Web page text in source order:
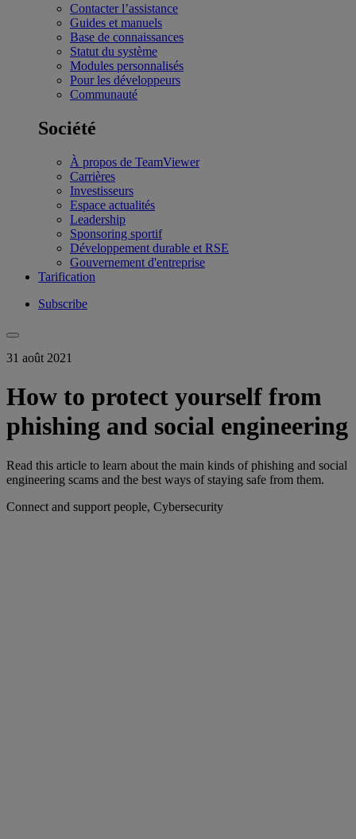
Contacter l’assistance
Guides et manuels
Base de connaissances
Statut du système
Modules personnalisés
Pour les développeurs
Communauté
Société
À propos de TeamViewer
Carrières
Investisseurs
Espace actualités
Leadership
Sponsoring sportif
Développement durable et RSE
Gouvernement d'entreprise
Tarification
Subscribe
31 août 2021
How to protect yourself from
phishing and social engineering
Read this article to learn about the main kinds of phishing and social
engineering scams and the best ways of staying safe from them.
Connect and support people, Cybersecurity